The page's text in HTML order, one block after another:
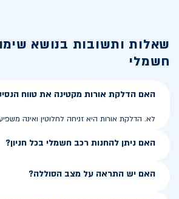
שאלות ותשובות בנושא
חשמלי
האם הדלקת אורות מקטינה את טווח
לא. הדלקת אורות היא זניחה לחלוטין ואינה
האם ניתן להחנות רכב חשמלי בכל חניון?
האם יש התראה על מצב הסוללה?